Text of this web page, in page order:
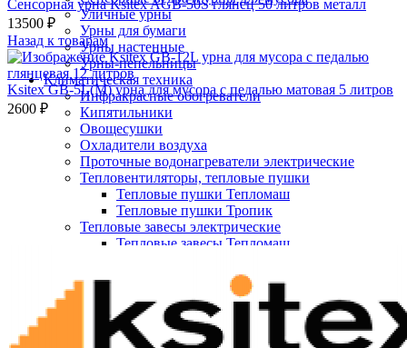
Уличные урны
Урны для бумаги
Урны настенные
Урны-пепельницы
Климатическая техника
Инфракрасные обогреватели
Кипятильники
Овощесушки
Охладители воздуха
Проточные водонагреватели электрические
Тепловентиляторы, тепловые пушки
Тепловые пушки Тепломаш
Тепловые пушки Тропик
Тепловые завесы электрические
Тепловые завесы Тепломаш
Расходные материалы
Бумажные полотенца в рулонах
Бумажные сиденья для унитаза
Дезинфицирующие средства
Сенсорная урна Ksitex AGB-50S глянец 50 литров металл
13500 ₽
Назад к товарам
Ksitex GB-5L(M) урна для мусора с педалью матовая 5 литров
2600 ₽
Нажмите, чтобы увеличить